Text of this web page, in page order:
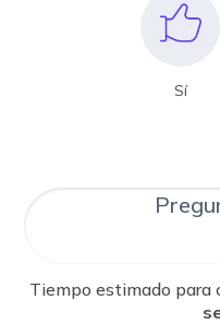
Sí
Tiempo estimado para